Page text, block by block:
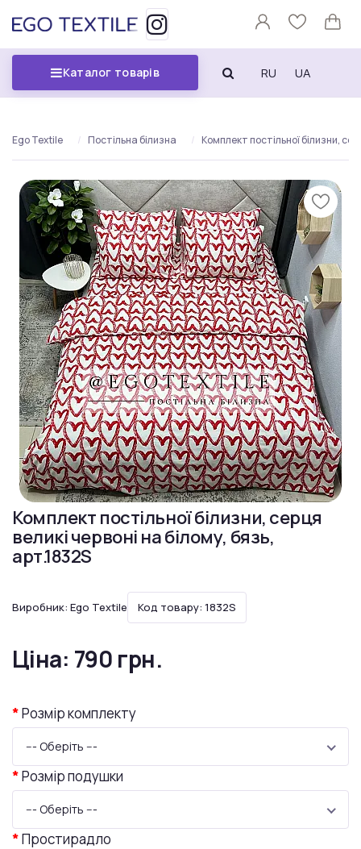
Каталог товарів RU UA
Ego Textile Постільна білизна Комплект постільної білизни,
Комплект постільної білизни, серця
великі червоні на білому, бязь,
арт.1832S
Виробник: Ego Textile Код товару: 1832S
Ціна: 790 грн.
Розмір комплекту
--- Оберіть ---
Розмір подушки
--- Оберіть ---
Простирадло